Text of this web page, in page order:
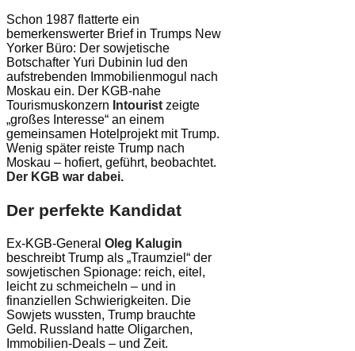
Schon 1987 flatterte ein
bemerkenswerter Brief in Trumps New
Yorker Büro: Der sowjetische
Botschafter Yuri Dubinin lud den
aufstrebenden Immobilienmogul nach
Moskau ein. Der KGB-nahe
Tourismuskonzern Intourist zeigte
„großes Interesse“ an einem
gemeinsamen Hotelprojekt mit Trump.
Wenig später reiste Trump nach
Moskau – hofiert, geführt, beobachtet.
Der KGB war dabei.
Der perfekte Kandidat
Ex-KGB-General Oleg Kalugin
beschreibt Trump als „Traumziel“ der
sowjetischen Spionage: reich, eitel,
leicht zu schmeicheln – und in
finanziellen Schwierigkeiten. Die
Sowjets wussten, Trump brauchte
Geld. Russland hatte Oligarchen,
Immobilien-Deals – und Zeit.